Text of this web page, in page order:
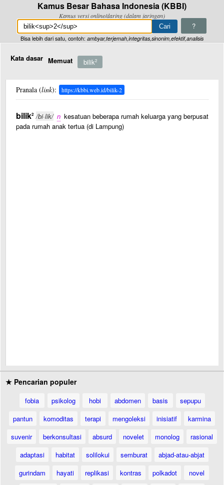
Kamus Besar Bahasa Indonesia (KBBI)
Kamus versi online/daring (dalam jaringan)
?
Bisa lebih dari satu, contoh: ambyar,terjemah,integritas,sinonim,efektif,analisis
Kata dasar Memuat bilik2
Pranala (link): https://kbbi.web.id/bilik-2
bilik2 /bi·lik/ n kesatuan beberapa rumah keluarga yang berpusat
pada rumah anak tertua (di Lampung)
★ Pencarian populer
fobia psikolog hobi abdomen basis
sepupu
pantun
komoditas terapi mengoleksi inisiatif
karmina
suvenir
berkonsultasi absurd novelet monolog
rasional
adaptasi
habitat solilokui semburat
abjad-atau-abjat
gurindam
hayati replikasi kontras polkadot
novel